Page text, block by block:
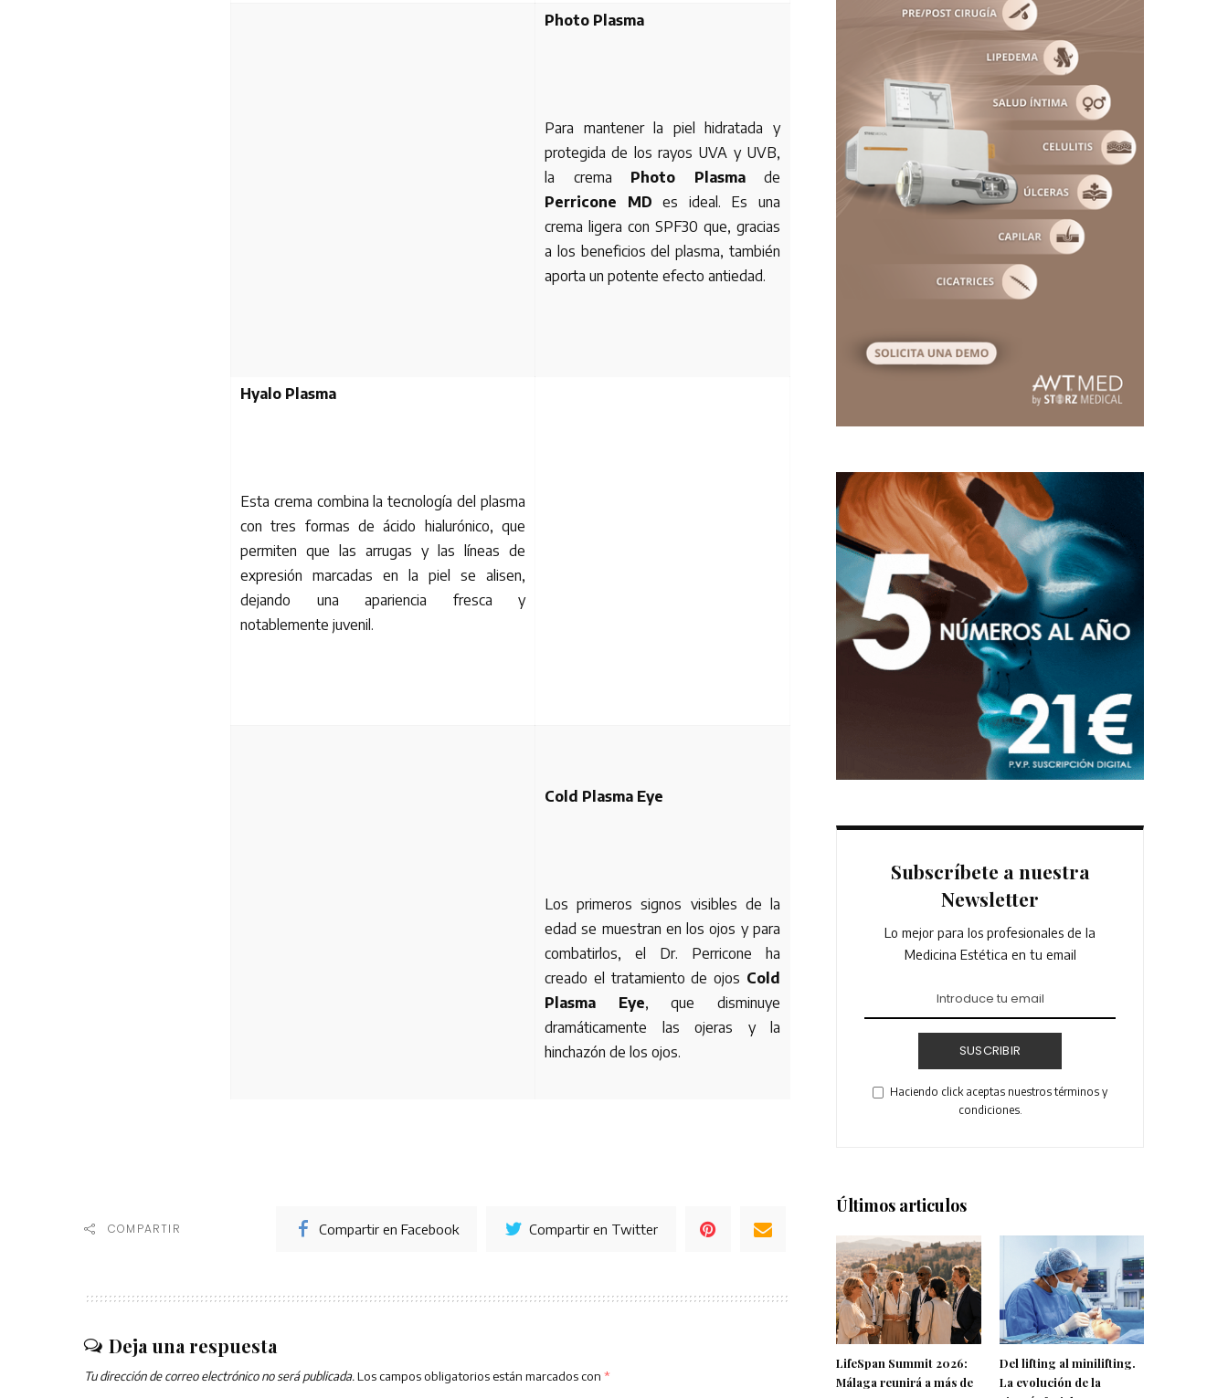
Photo Plasma
Para mantener la piel hidratada y
protegida de los rayos UVA y UVB,
la crema Photo Plasmade
Perricone MD es ideal. Es una
crema ligera con SPF30 que, gracias
a los beneficios del plasma, también
aporta un potente efecto antiedad.
Hyalo Plasma
Esta crema combina la tecnología del plasma
con tres formas de ácido hialurónico, que
permiten que las arrugas y las líneas de
expresión marcadas en la piel se alisen,
dejando una apariencia fresca y
notablemente juvenil.
Cold Plasma Eye
Los primeros signos visibles de la
edad se muestran en los ojos y para
combatirlos, el Dr. Perricone ha
creado el tratamiento de ojos Cold
Plasma Eye, que disminuye
dramáticamente las ojeras y la
hinchazón de los ojos.
COMPARTIR Compartir en Facebook Compartir en Twitter
Deja una respuesta
Tu dirección de correo electrónico no será publicada. Los campos obligatorios están marcados con *
Subscríbete a nuestra
Newsletter
Lo mejor para los profesionales de la
Medicina Estética en tu email
SUSCRIBIR
Haciendo click aceptas nuestros términos y
condiciones.
Últimos articulos
LifeSpan Summit 2026:
Málaga reunirá a más de
Del lifting al minilifting.
La evolución de la